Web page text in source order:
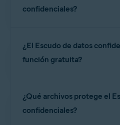
confidenciales?
una capa adicional de
documentos confidenciales
contienen información
puede poner en riesgo tu
¿El Escudo de datos
función gratuita?
disponible en la versión de
¿Qué archivos protege el
confidenciales?